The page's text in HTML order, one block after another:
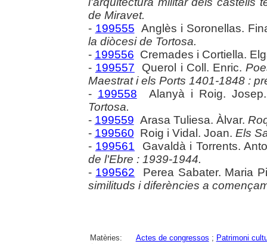
de Miravet.
- 199555 Anglès i Soronellas.
la diòcesi de Tortosa.
- 199556 Cremades i Cortiella.
- 199557 Querol i Coll. Enric.
Maestrat i els Ports 1401-1848 :
- 199558 Alanyà i Roig.
Tortosa.
- 199559 Arasa Tuliesa. Àlvar.
- 199560 Roig i Vidal. Joan. Els
- 199561 Gavaldà i Torrents.
de l'Ebre : 1939-1944.
- 199562 Perea Sabater. Maria
similituds i diferències a
Matèries: Actes de congressos ; Patrimoni